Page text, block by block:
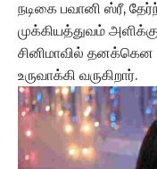
நடிகை பவானி ஸ்ரீ,
முக்கியத்துவம்
சினிமாவில்
உருவாக்கி வருகிறார்.